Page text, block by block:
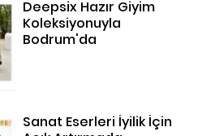
Deepsix Hazır Giyim
Koleksiyonuyla
Bodrum'da
Sanat Eserleri İyilik İçin